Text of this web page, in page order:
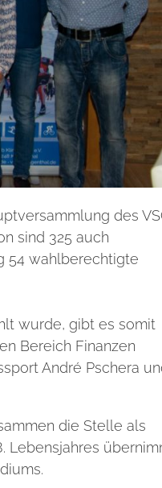
des
sind 325 auch
54 wahlberechtigte
wurde, gibt es somit
Bereich Finanzen
André Pschera
die Stelle als
Lebensjahres